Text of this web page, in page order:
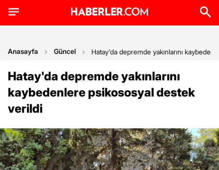
Anasayfa Güncel Hatay'da depremde yakınlarını
Hatay'da depremde yakınlarını
kaybedenlere psikososyal destek
verildi